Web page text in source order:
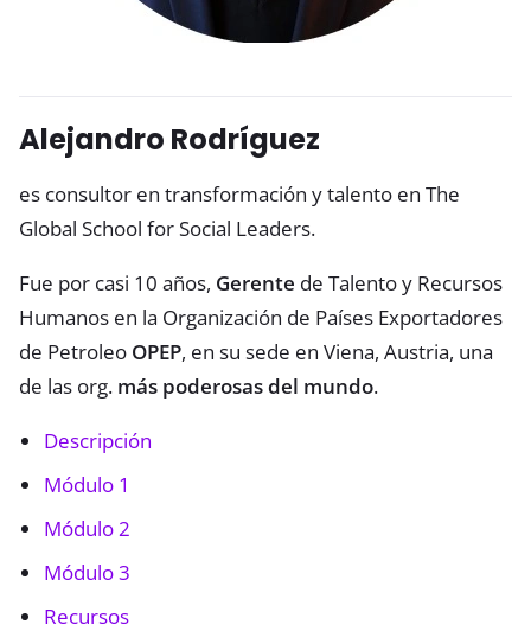
Alejandro Rodríguez
es consultor en transformación y talento en The
Global School for Social Leaders.
Fue por casi 10 años, Gerente de Talento y Recursos
Humanos en la Organización de Países Exportadores
de Petroleo OPEP, en su sede en Viena, Austria, una
de las org. más poderosas del mundo.
Descripción
Módulo 1
Módulo 2
Módulo 3
Recursos